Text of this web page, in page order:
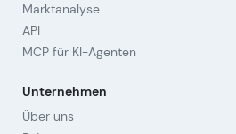
Marktanalyse
API
MCP für KI-Agenten
Unternehmen
Über uns